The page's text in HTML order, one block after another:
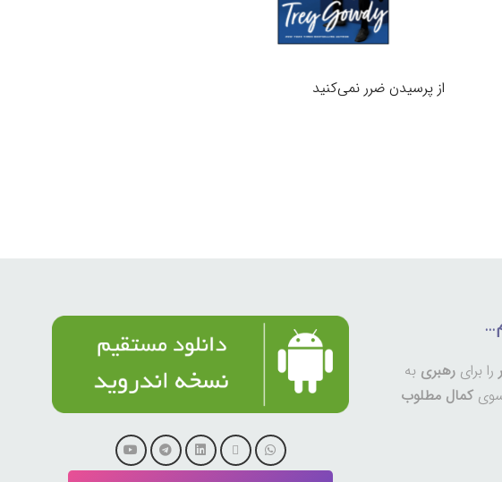
از پرسیدن ضرر نمی‌کنید
را برای رهبری به
کمال مطلوب